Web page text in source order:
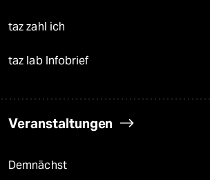
taz zahl ich
taz lab Infobrief
Veranstaltungen
Demnächst